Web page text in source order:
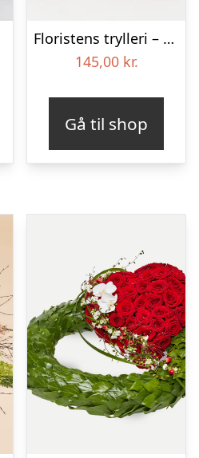
Floristens trylleri – gravpynt – Blomster til begravelse
145,00 kr.
Gå til shop